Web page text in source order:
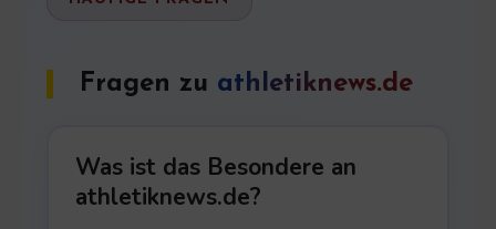
Fragen zu athletiknews.de
Was ist das Besondere an
athletiknews.de?